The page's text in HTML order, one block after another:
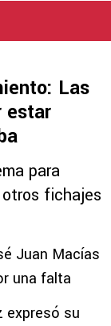
Las
estar
para
fichajes
Juan Macías
una falta
expresó su